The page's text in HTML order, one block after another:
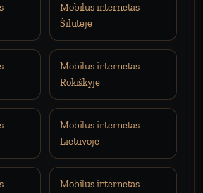
Mobilus internetas
Šilutėje
Mobilus internetas
Rokiškyje
Mobilus internetas
Lietuvoje
Mobilus internetas